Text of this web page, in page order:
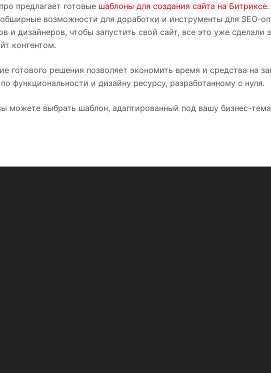
предлагает готовые шаблоны для создания сайта на Битриксе
возможности для доработки и инструменты для SEO-
и дизайнеров, чтобы запустить свой сайт, все это уже сделали
контентом.
готового решения позволяет экономить время и средства на
функциональности и дизайну ресурсу, разработанному с нуля.
можете выбрать шаблон, адаптированный под вашу бизнес-